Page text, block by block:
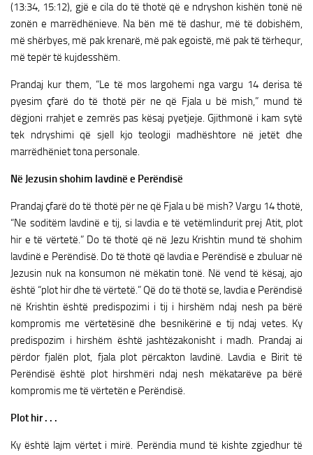
(13:34, 15:12), gjë e cila do të thotë që e ndryshon kishën tonë në
zonën e marrëdhënieve. Na bën më të dashur, më të dobishëm,
më shërbyes, më pak krenarë, më pak egoistë, më pak të tërhequr,
më tepër të kujdesshëm.
Prandaj kur them, “Le të mos largohemi nga vargu 14 derisa të
pyesim çfarë do të thotë për ne që Fjala u bë mish,” mund të
dëgjoni rrahjet e zemrës pas kësaj pyetjeje. Gjithmonë i kam sytë
tek ndryshimi që sjell kjo teologji madhështore në jetët dhe
marrëdhëniet tona personale.
Në Jezusin shohim lavdinë e Perëndisë
Prandaj çfarë do të thotë për ne që Fjala u bë mish? Vargu 14 thotë,
“Ne soditëm lavdinë e tij, si lavdia e të vetëmlindurit prej Atit, plot
hir e të vërtetë.” Do të thotë që në Jezu Krishtin mund të shohim
lavdinë e Perëndisë. Do të thotë që lavdia e Perëndisë e zbuluar në
Jezusin nuk na konsumon në mëkatin tonë. Në vend të kësaj, ajo
është “plot hir dhe të vërtetë.” Që do të thotë se, lavdia e Perëndisë
në Krishtin është predispozimi i tij i hirshëm ndaj nesh pa bërë
kompromis me vërtetësinë dhe besnikërinë e tij ndaj vetes. Ky
predispozim i hirshëm është jashtëzakonisht i madh. Prandaj ai
përdor fjalën plot, fjala plot përcakton lavdinë. Lavdia e Birit të
Perëndisë është plot hirshmëri ndaj nesh mëkatarëve pa bërë
kompromis me të vërtetën e Perëndisë.
Plot hir . . .
Ky është lajm vërtet i mirë. Perëndia mund të kishte zgjedhur të